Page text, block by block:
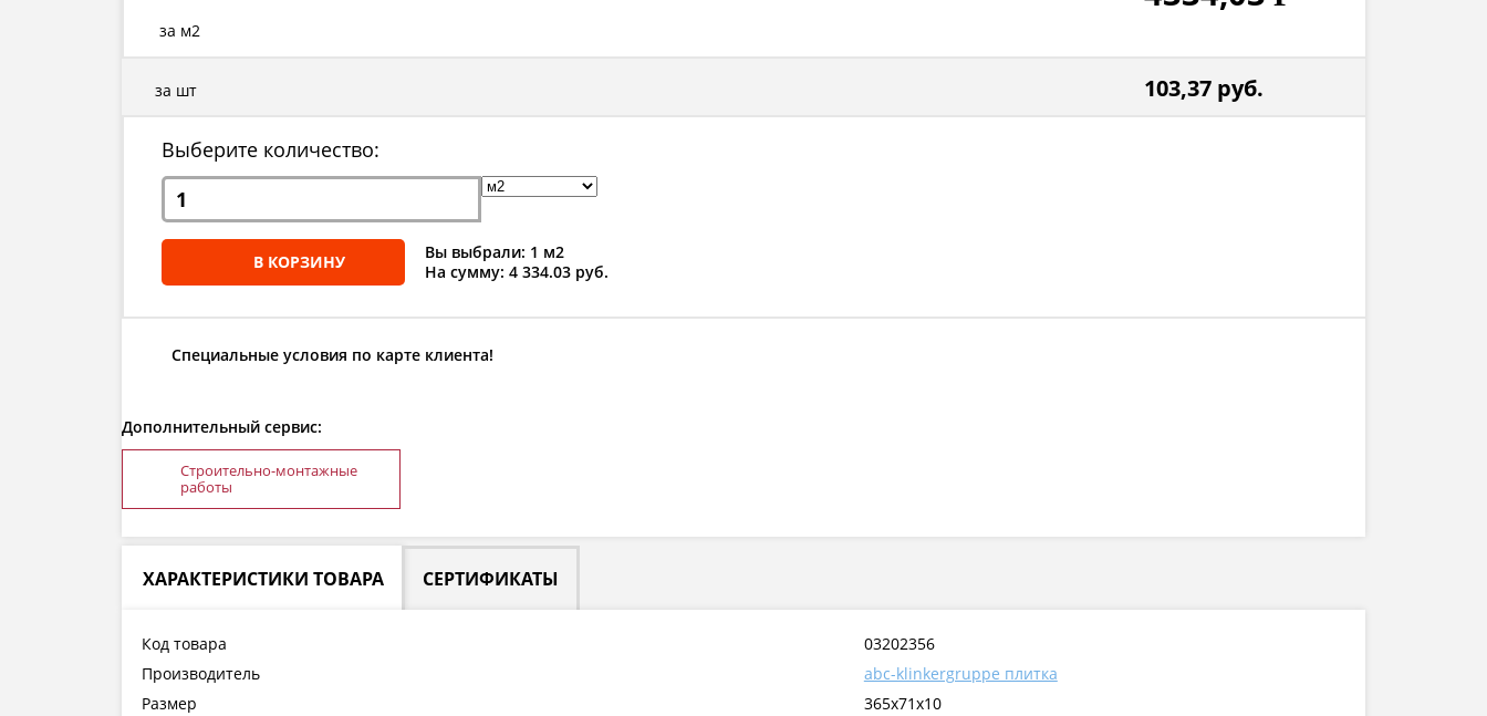
за м2
за шт 103,37 руб.
Выберите количество:
В КОРЗИНУ
Вы выбрали: 1 м2
На сумму: 4 334.03 руб.
Специальные условия по карте клиента!
Дополнительный сервис:
Строительно-монтажные
работы
ХАРАКТЕРИСТИКИ ТОВАРА СЕРТИФИКАТЫ
Код товара
03202356
Производитель
abc-klinkergruppe плитка
Размер
365x71x10